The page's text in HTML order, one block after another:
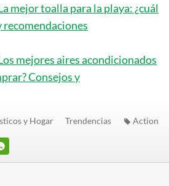
mejor toalla para la playa: ¿cuál
recomendaciones
mejores aires acondicionados
Consejos y
y Hogar Trendencias Action